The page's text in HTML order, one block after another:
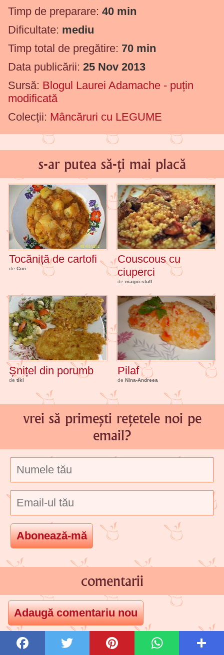
Timp de preparare: 40 min
Dificultate: mediu
Timp total de pregătire: 70 min
Data publicării: 25 Nov 2013
Sursă: Blogul Laurei Adamache - puțin
modificată
Colecții: Mâncăruri cu LEGUME
s-ar putea să-ți mai placă
Tocăniță de cartofi
de Cori
Couscous cu
ciuperci
de magic-stuff
Șnițel din porumb
de tiki
Pilaf
de Nina-Andreea
vrei să primești rețetele noi pe
email?
comentarii
valy vassia hanu